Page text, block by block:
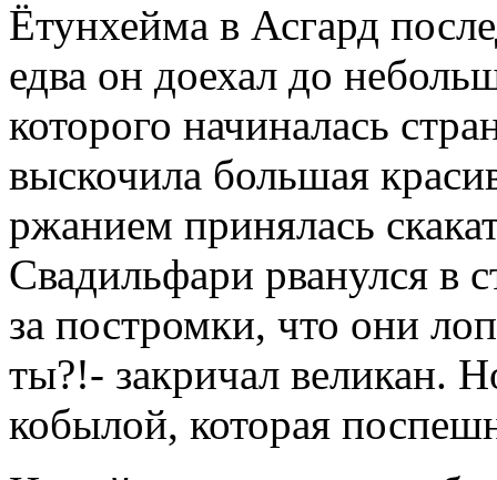
Ётунхейма в Асгард
едва он доехал до
которого начиналась
выскочила большая
ржанием принялась
Свадильфари рванулся в
за постромки, что они
ты?!- закричал великан.
кобылой, которая